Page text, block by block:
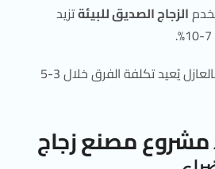
الزجاج الصديق للبيئةتزيد
استبدال الزجاج العادي بالعازل يُعيد تكلفة الفرق خلال 3-5
مشروع مصنع زجاج